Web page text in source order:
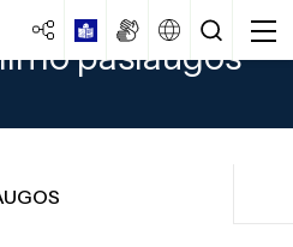
paslaugos